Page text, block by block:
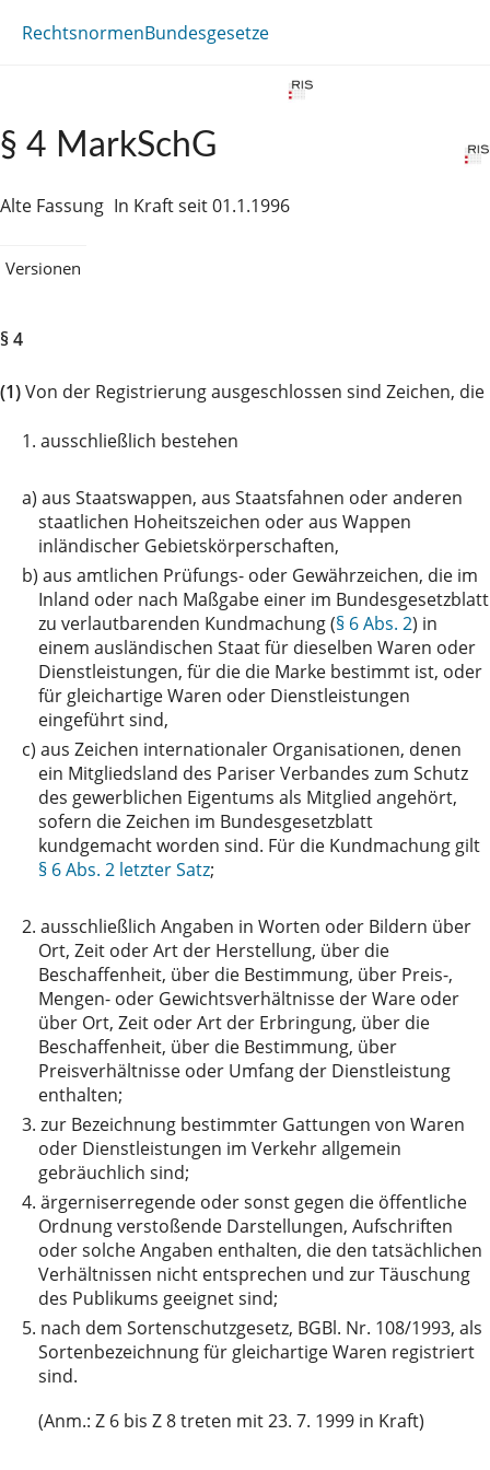
RechtsnormenBundesgesetze
§ 4 MarkSchG
Alte Fassung In Kraft seit 01.1.1996
Versionen
§ 4
(1)Von der Registrierung ausgeschlossen sind Zeichen, die
1. ausschließlich bestehen
a) aus Staatswappen, aus Staatsfahnen oder anderen
staatlichen Hoheitszeichen oder aus Wappen
inländischer Gebietskörperschaften,
b) aus amtlichen Prüfungs- oder Gewährzeichen, die im
Inland oder nach Maßgabe einer im Bundesgesetzblatt
zu verlautbarenden Kundmachung (§ 6 Abs. 2) in
einem ausländischen Staat für dieselben Waren oder
Dienstleistungen, für die die Marke bestimmt ist, oder
für gleichartige Waren oder Dienstleistungen
eingeführt sind,
c) aus Zeichen internationaler Organisationen, denen
ein Mitgliedsland des Pariser Verbandes zum Schutz
des gewerblichen Eigentums als Mitglied angehört,
sofern die Zeichen im Bundesgesetzblatt
kundgemacht worden sind. Für die Kundmachung gilt
§ 6 Abs. 2 letzter Satz;
2. ausschließlich Angaben in Worten oder Bildern über
Ort, Zeit oder Art der Herstellung, über die
Beschaffenheit, über die Bestimmung, über Preis-,
Mengen- oder Gewichtsverhältnisse der Ware oder
über Ort, Zeit oder Art der Erbringung, über die
Beschaffenheit, über die Bestimmung, über
Preisverhältnisse oder Umfang der Dienstleistung
enthalten;
3. zur Bezeichnung bestimmter Gattungen von Waren
oder Dienstleistungen im Verkehr allgemein
gebräuchlich sind;
4. ärgerniserregende oder sonst gegen die öffentliche
Ordnung verstoßende Darstellungen, Aufschriften
oder solche Angaben enthalten, die den tatsächlichen
Verhältnissen nicht entsprechen und zur Täuschung
des Publikums geeignet sind;
5. nach dem Sortenschutzgesetz, BGBl. Nr. 108/1993, als
Sortenbezeichnung für gleichartige Waren registriert
sind.
(Anm.: Z 6 bis Z 8 treten mit 23. 7. 1999 in Kraft)